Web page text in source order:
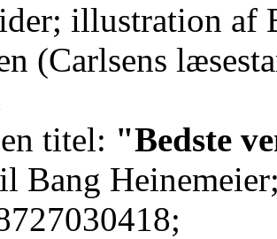
illustration af
(Carlsens
titel: "Bedste
Bang